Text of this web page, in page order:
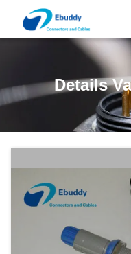
Details